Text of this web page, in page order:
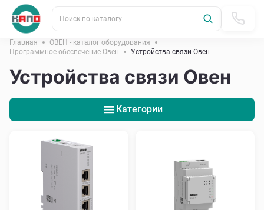
Поиск по каталогу
Главная
ОВЕН - каталог оборудования
Программное обеспечение Овен
Устройства связи Овен
Устройства связи Овен
Категории